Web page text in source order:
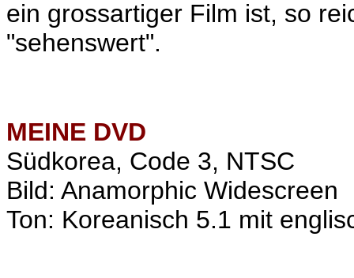
ein grossartiger Film ist, so
"sehenswert".
MEINE DVD
Südkorea, Code 3, NTSC
Bild: Anamorphic Widescreen
Ton: Koreanisch 5.1 mit